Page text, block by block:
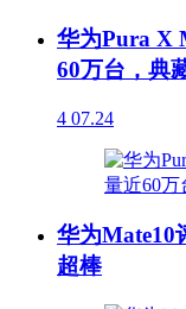
华为Pura X
60万台，典
4 07.24
华为Mate10
超棒